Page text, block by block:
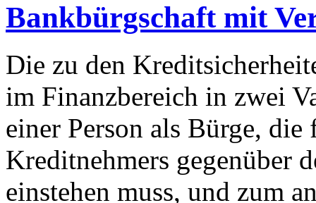
Bankbürgschaft mit
Die zu den
im Finanzbereich in zwei
einer Person als Bürge,
Kreditnehmers gegenüber
einstehen muss, und zum